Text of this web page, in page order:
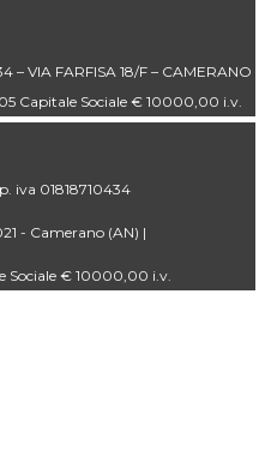
– VIA FARFISA 18/F – CAMERANO
Capitale Sociale € 10000,00 i.v.
iva 01818710434
- Camerano (AN) |
Sociale € 10000,00 i.v.